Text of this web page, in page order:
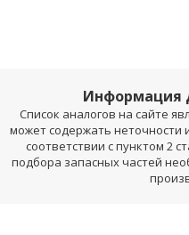
Информация
Список аналогов на сайте
может содержать неточности
соответствии с пунктом 2
подбора запасных частей